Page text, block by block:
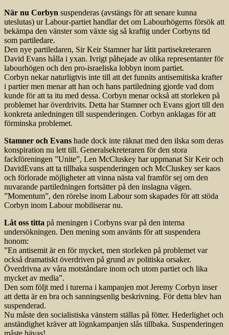
När nu Corbyn suspenderas (avstängs för att senare kunna
uteslutas) ur Labour-partiet handlar det om Labourhögerns försök att
bekämpa den vänster som växte sig så kraftig under Corbyns tid
som partiledare.
Den nye partiledaren, Sir Keir Stamner har låtit partisekreteraren
David Evans hålla i yxan. Ivrigt påhejade av olika representanter för
labourhögen och den pro-israeliska lobbyn inom partiet.
Corbyn nekar naturligtvis inte till att det funnits antisemitiska krafter
i partier men menar att han och hans partiledning gjorde vad dom
kunde för att ta itu med dessa. Corbyn menar också att storleken på
problemet har överdrivits. Detta har Stamner och Evans gjort till den
konkreta anledningen till suspenderingen. Corbyn anklagas för att
förminska problemet.
Stamner och Evans hade dock inte räknat med den ilska som deras
konspiration nu lett till. Generalsekreteraren för den stora
fackföreningen ”Unite”, Len McCluskey har uppmanat Sir Keir och
DavidEvans att ta tillbaka suspenderingen och McCluskey ser kaos
och förlorade möjligheter att vinna nästa val framför sej om den
nuvarande partiledningen fortsätter på den inslagna vägen.
”Momentum”, den rörelse inom Labour som skapades för att stöda
Corbyn inom Labour mobiliserar nu.
Låt oss titta på meningen i Corbyns svar på den interna
undersökningen. Den mening som använts för att suspendera
honom:
”En antisemit är en för mycket, men storleken på problemet var
också dramatiskt överdriven på grund av politiska orsaker.
Överdrivna av våra motståndare inom och utom partiet och lika
mycket av media”.
Den som följt med i turerna i kampanjen mot Jeremy Corbyn inser
att detta är en bra och sanningsenlig beskrivning. För detta blev han
suspenderad.
Nu måste den socialistiska vänstern ställas på fötter. Hederlighet och
anständighet kräver att lögnkampanjen slås tillbaka. Suspenderingen
måste hävas!